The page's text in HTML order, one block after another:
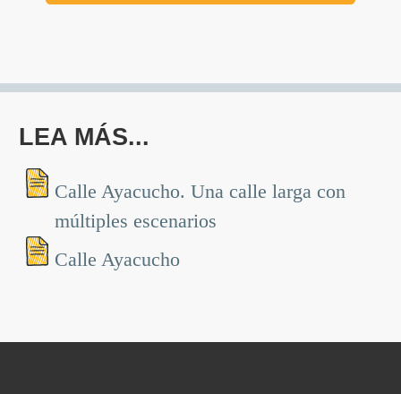
LEA MÁS...
Calle Ayacucho. Una calle larga con
múltiples escenarios
Calle Ayacucho